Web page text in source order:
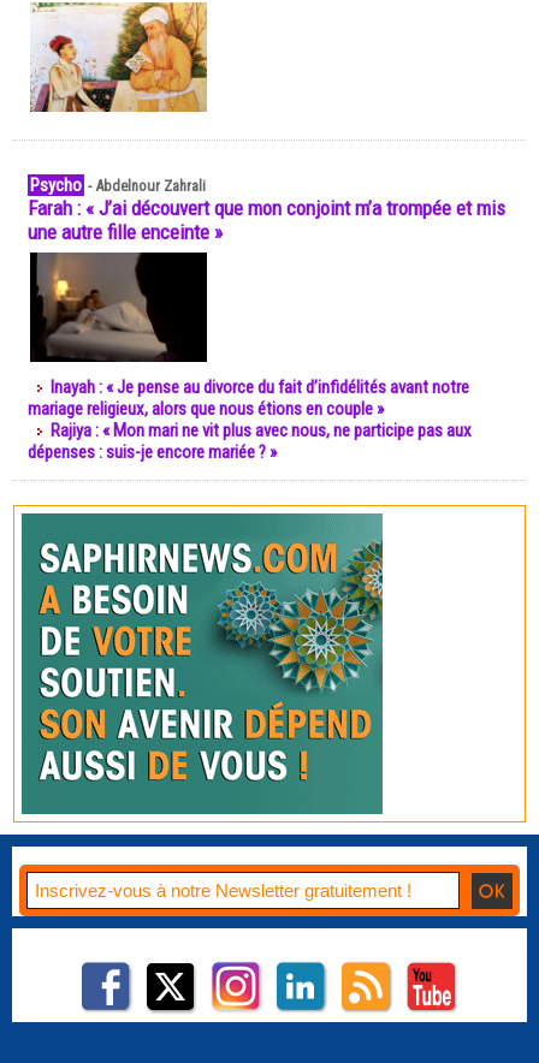
Psycho -Abdelnour Zahrali
Farah : « J’ai découvert que mon conjoint m’a trompée et mis
une autre fille enceinte »
Inayah : « Je pense au divorce du fait d’infidélités avant notre
mariage religieux, alors que nous étions en couple »
Rajiya : « Mon mari ne vit plus avec nous, ne participe pas aux
dépenses : suis-je encore mariée ? »